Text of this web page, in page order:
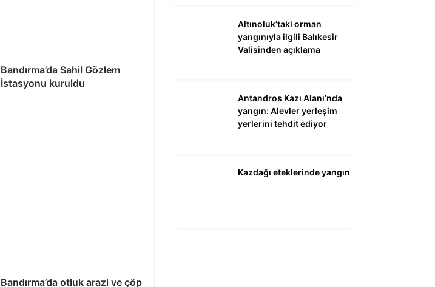
Bandırma’da Sahil Gözlem
İstasyonu kuruldu
Bandırma’da otluk arazi ve çöp
Altınoluk’taki orman
yangınıyla ilgili Balıkesir
Valisinden açıklama
Antandros Kazı Alanı’nda
yangın: Alevler yerleşim
yerlerini tehdit ediyor
Kazdağı eteklerinde yangın